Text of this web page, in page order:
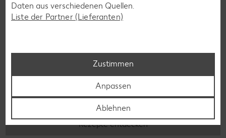
Laktosefreie Rezepte
Laktoseintoleranz muss dich kulinarisch nicht ausbremsen,
denn es geht auch ohne. Unsere laktosefreien Rezepte
bringen Vielfalt auf den Tisch – für große und kleine
Genießer, für die Lunchbox oder das Abendessen.
Rezepte entdecken
Daten aus verschiedenen Quellen.
Liste der Partner (Lieferanten)
Zustimmen
Anpassen
Ablehnen